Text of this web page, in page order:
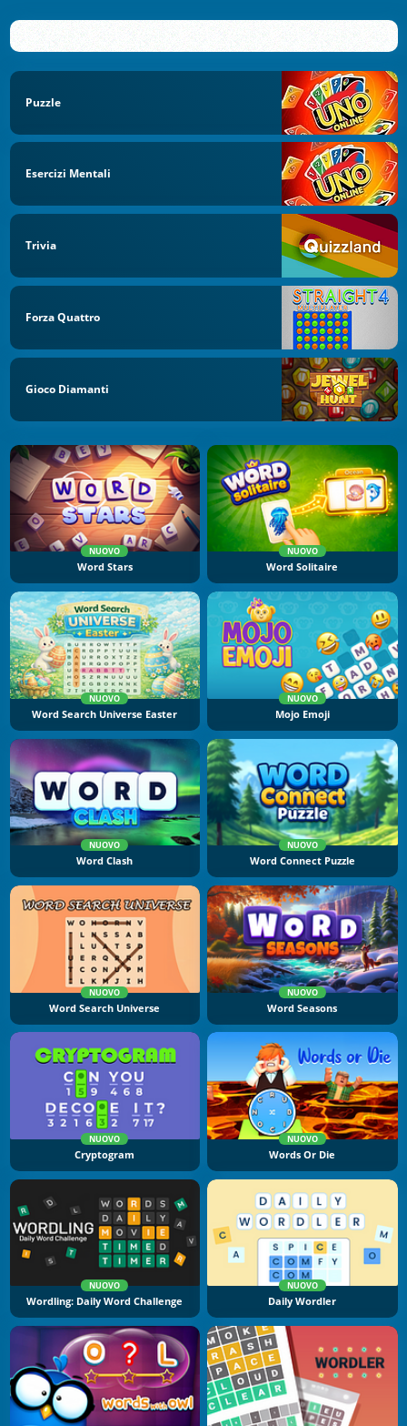
Puzzle
Esercizi Mentali
Trivia
Forza Quattro
Gioco Diamanti
NUOVO
Word Stars
NUOVO
Word Solitaire
NUOVO
Word Search Universe Easter
NUOVO
Mojo Emoji
NUOVO
Word Clash
NUOVO
Word Connect Puzzle
NUOVO
Word Search Universe
NUOVO
Word Seasons
NUOVO
Cryptogram
NUOVO
Words Or Die
NUOVO
Wordling: Daily Word Challenge
NUOVO
Daily Wordler